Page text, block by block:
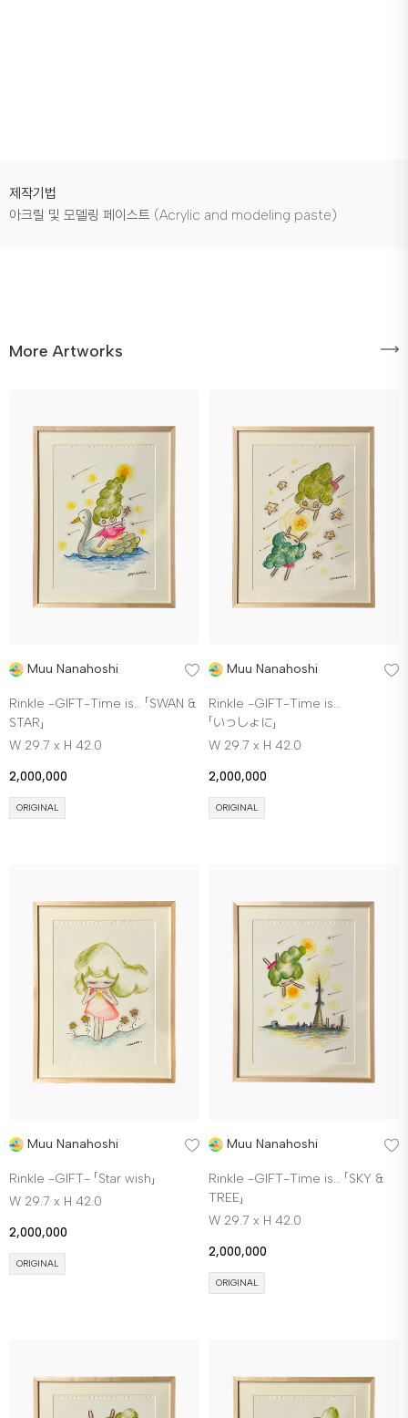
제작기법
아크릴 및 모델링 페이스트 (Acrylic and modeling paste)
More Artworks
Muu Nanahoshi
Rinkle -GIFT-Time is… 「SWAN &
STAR」
W 29.7 x H 42.0
2,000,000
ORIGINAL
Muu Nanahoshi
Rinkle -GIFT-Time is…
「いっしょに」
W 29.7 x H 42.0
2,000,000
ORIGINAL
Muu Nanahoshi
Rinkle -GIFT- 「Star wish」
W 29.7 x H 42.0
2,000,000
ORIGINAL
Muu Nanahoshi
Rinkle -GIFT-Time is… 「SKY &
TREE」
W 29.7 x H 42.0
2,000,000
ORIGINAL